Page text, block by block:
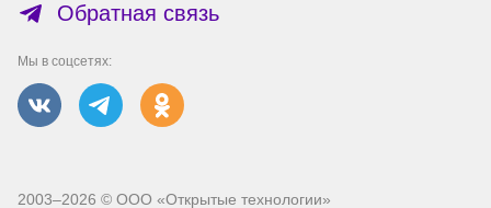
Обратная связь
Мы в соцсетях:
2003–2026 © ООО «Открытые технологии»